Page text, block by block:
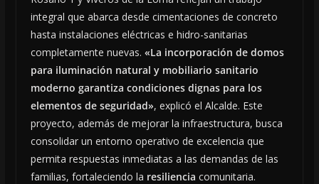
integral que abarca desde cimentaciones de concreto
hasta instalaciones eléctricas e hidro-sanitarias
completamente nuevas. «La incorporación de domos
para iluminación natural y mobiliario sanitario
moderno garantiza condiciones dignas para los
elementos de seguridad», explicó el Alcalde. Este
proyecto, además de mejorar la infraestructura, busca
consolidar un entorno operativo de excelencia que
permita respuestas inmediatas a las demandas de las
familias, fortaleciendo la resiliencia comunitaria.